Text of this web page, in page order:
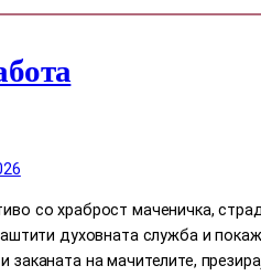
со храброст маченичка,
духовната служба и
на мачителите,